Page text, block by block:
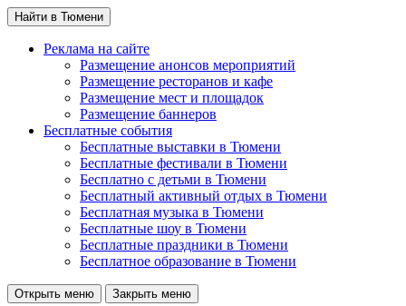
Найти в Тюмени
Реклама на сайте
Размещение анонсов мероприятий
Размещение ресторанов и кафе
Размещение мест и площадок
Размещение баннеров
Бесплатные события
Бесплатные выставки в Тюмени
Бесплатные фестивали в Тюмени
Бесплатно с детьми в Тюмени
Бесплатный активный отдых в Тюмени
Бесплатная музыка в Тюмени
Бесплатные шоу в Тюмени
Бесплатные праздники в Тюмени
Бесплатное образование в Тюмени
Открыть меню Закрыть меню